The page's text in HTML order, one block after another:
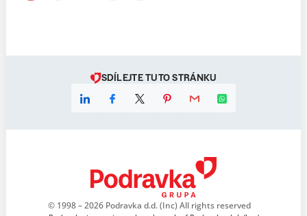
SDÍLEJTE TUTO STRÁNKU
© 1998 – 2026 Podravka d.d. (Inc) All rights reserved